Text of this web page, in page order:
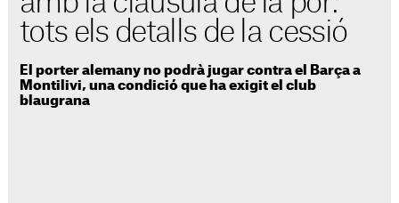
tots els detalls de la cessió
El porter alemany no podrà jugar contra el Barça a
Montilivi, una condició que ha exigit el club
blaugrana